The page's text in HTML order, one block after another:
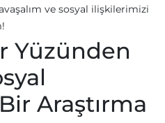
ve sosyal ilişkilerimizi
Yüzünden
Araştırma